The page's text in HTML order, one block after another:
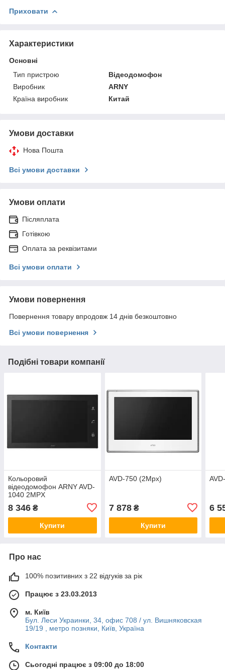
Приховати
Характеристики
Основні
Тип пристрою
Відеодомофон
Виробник
ARNY
Країна виробник
Китай
Умови доставки
Нова Пошта
Всі умови доставки
Умови оплати
Післяплата
Готівкою
Оплата за реквізитами
Всі умови оплати
Умови повернення
Повернення товару впродовж 14 днів безкоштовно
Всі умови повернення
Подібні товари компанії
Кольоровий
відеодомофон ARNY AVD-
1040 2MPX
8 346 ₴
Купити
AVD-750 (2Mpx)
7 878₴
Купити
6
Про нас
100% позитивних з 22 відгуків за рік
Працює з 23.03.2013
м. Київ
Бул. Леси Украинки, 34, офис 708 / ул. Вишняковская
19/19 , метро позняки, Київ, Україна
Контакти
Сьогодні працює з 09:00 до 18:00